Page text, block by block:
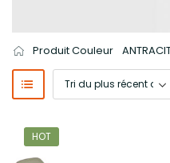
Produit Couleur
HOT